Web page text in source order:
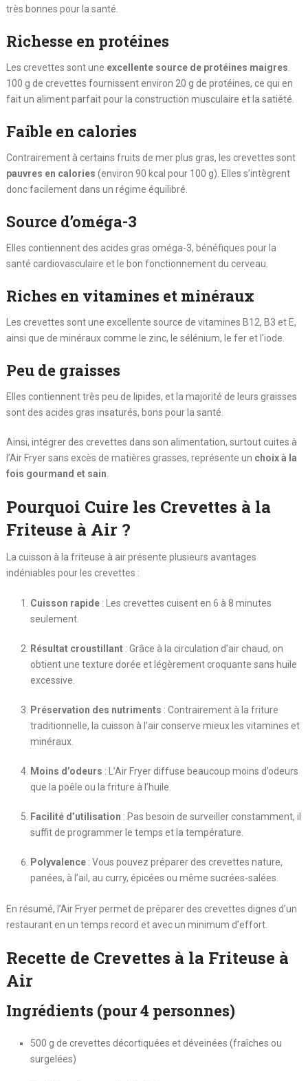
très bonnes pour la santé.
Richesse en protéines
Les crevettes sont une excellente source de protéines maigres
100 g de crevettes fournissent environ 20 g de protéines, ce qui en
fait un aliment parfait pour la construction musculaire et la satiété.
Faible en calories
Contrairement à certains fruits de mer plus gras, les crevettes sont
pauvres en calories (environ 90 kcal pour 100 g). Elles s’intègrent
donc facilement dans un régime équilibré.
Source d’oméga-3
Elles contiennent des acides gras oméga-3, bénéfiques pour la
santé cardiovasculaire et le bon fonctionnement du cerveau.
Riches en vitamines et minéraux
Les crevettes sont une excellente source de vitamines B12, B3 et E,
ainsi que de minéraux comme le zinc, le sélénium, le fer et l’iode.
Peu de graisses
Elles contiennent très peu de lipides, et la majorité de leurs graisses
sont des acides gras insaturés, bons pour la santé.
Ainsi, intégrer des crevettes dans son alimentation, surtout cuites à
l’Air Fryer sans excès de matières grasses, représente un choix à la
fois gourmand et sain
Pourquoi Cuire les Crevettes à la
Friteuse à Air ?
La cuisson à la friteuse à air présente plusieurs avantages
indéniables pour les crevettes :
Cuisson rapide: Les crevettes cuisent en 6 à 8 minutes
seulement.
Résultat croustillant: Grâce à la circulation d’air chaud, on
obtient une texture dorée et légèrement croquante sans huile
excessive.
Préservation des nutriments : Contrairement à la friture
traditionnelle, la cuisson à l’air conserve mieux les vitamines et
minéraux.
Moins d’odeurs : L’Air Fryer diffuse beaucoup moins d’odeurs
que la poêle ou la friture à l’huile.
Facilité d’utilisation : Pas besoin de surveiller constamment, il
suffit de programmer le temps et la température.
Polyvalence: Vous pouvez préparer des crevettes nature,
panées, à l’ail, au curry, épicées ou même sucrées-salées.
En résumé, l’Air Fryer permet de préparer des crevettes dignes d’un
restaurant en un temps record et avec un minimum d’effort.
Recette de Crevettes à la Friteuse à
Air
Ingrédients (pour 4 personnes)
500 g de crevettes décortiquées et déveinées (fraîches ou
surgelées)